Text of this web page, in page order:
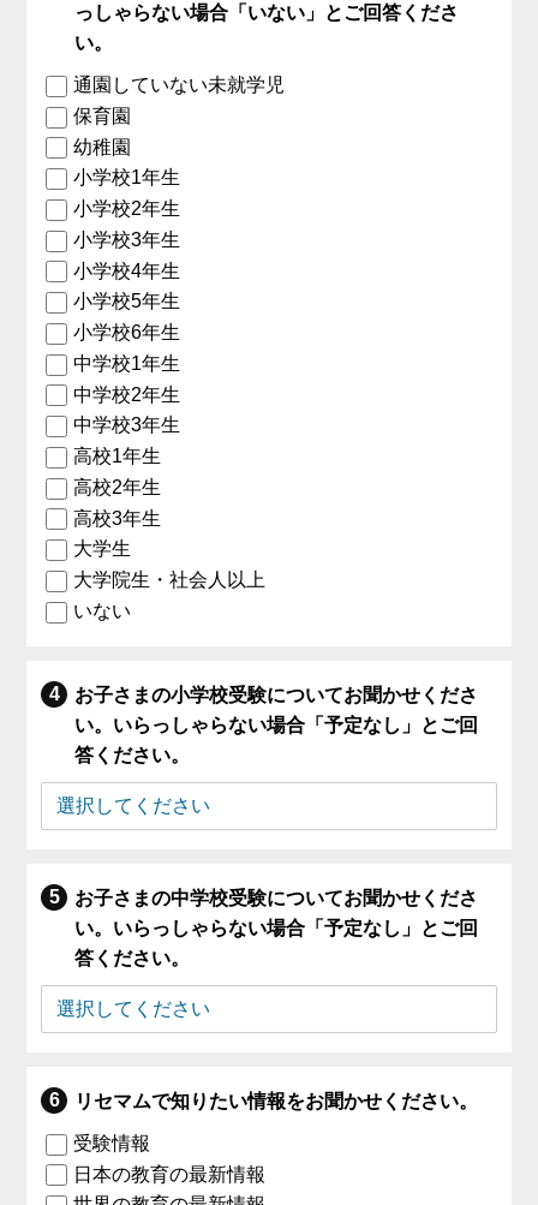
っしゃらない場合「いない」とご回答くださ
い。
通園していない未就学児
保育園
幼稚園
小学校1年生
小学校2年生
小学校3年生
小学校4年生
小学校5年生
小学校6年生
中学校1年生
中学校2年生
中学校3年生
高校1年生
高校2年生
高校3年生
大学生
大学院生・社会人以上
いない
お子さまの小学校受験についてお聞かせくださ
い。いらっしゃらない場合「予定なし」とご回
答ください。
お子さまの中学校受験についてお聞かせくださ
い。いらっしゃらない場合「予定なし」とご回
答ください。
リセマムで知りたい情報をお聞かせください。
受験情報
日本の教育の最新情報